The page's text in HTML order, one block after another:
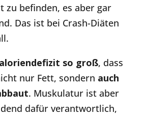
zu befinden, es aber gar
Das ist bei Crash-Diäten
so groß, dass
nur Fett, sondern auch
. Muskulatur ist aber
dafür verantwortlich,